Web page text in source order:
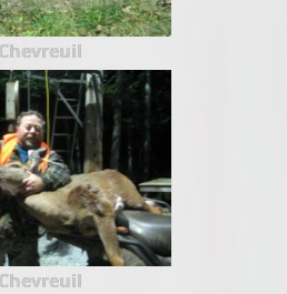
Chevreuil
Chevreuil